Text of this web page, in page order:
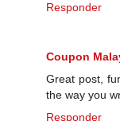
Responder
Coupon
Great post,
the way you
Responder